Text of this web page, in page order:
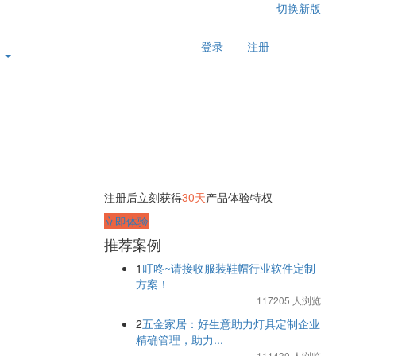
切换新版
登录 注册
注册后立刻获得30天产品体验特权
立即体验
推荐案例
1 叮咚~请接收服装鞋帽行业软件定制
方案！
117205 人浏览
2五金家居：好生意助力灯具定制企业
精确管理，助力...